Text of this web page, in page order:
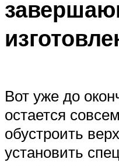
Вот уже до
остается
обустроить
установить